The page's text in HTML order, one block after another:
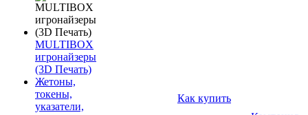
MULTIBOX
игронайзеры
(3D Печать)
Жетоны,
токены,
указатели,
Как купить